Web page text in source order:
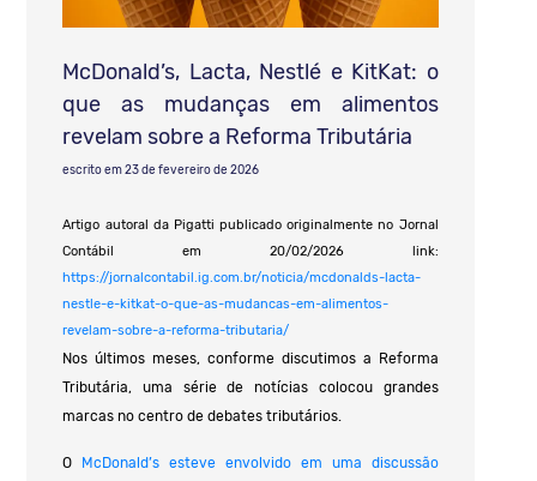
McDonald’s, Lacta, Nestlé e KitKat: o
que as mudanças em alimentos
revelam sobre a Reforma Tributária
escrito em 23 de fevereiro de 2026
Artigo autoral da Pigatti publicado originalmente no Jornal
Contábil em 20/02/2026 link:
https://jornalcontabil.ig.com.br/noticia/mcdonalds-lacta-
nestle-e-kitkat-o-que-as-mudancas-em-alimentos-
revelam-sobre-a-reforma-tributaria/
Nos últimos meses, conforme discutimos a Reforma
Tributária, uma série de notícias colocou grandes
marcas no centro de debates tributários.
O McDonald’s esteve envolvido em uma discussão